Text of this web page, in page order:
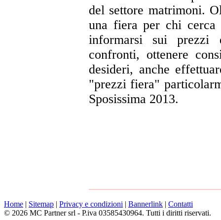
del settore matrimoni.
una fiera per chi cerca
informarsi sui prezzi
confronti, ottenere
desideri, anche
"prezzi fiera"
Sposissima 2013.
Home | Sitemap | Privacy e condizioni | Bannerlink | Contatti
© 2026 MC Partner srl - P.iva 03585430964. Tutti i diritti riservati.